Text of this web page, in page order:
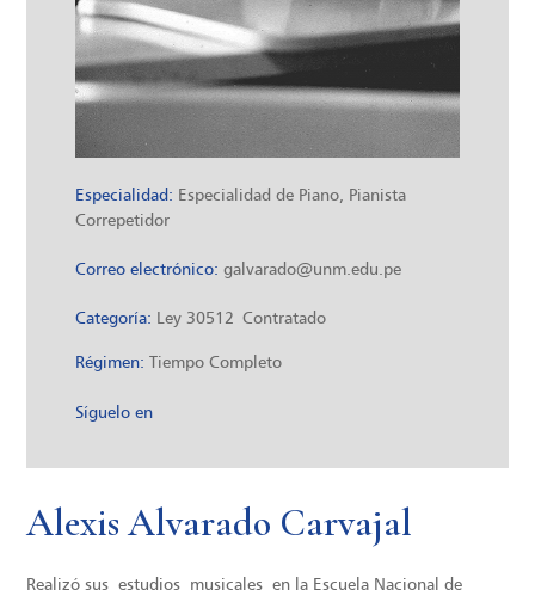
Especialidad: Especialidad de Piano, Pianista
Correpetidor
Correo electrónico: galvarado@unm.edu.pe
Categoría: Ley 30512 Contratado
Régimen: Tiempo Completo
Síguelo en
Alexis Alvarado Carvajal
Realizó susestudios musicalesen la Escuela Nacional de